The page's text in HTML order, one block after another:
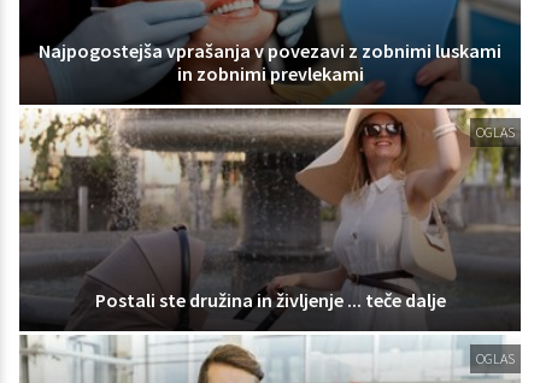
Najpogostejša vprašanja v povezavi z zobnimi luskami
in zobnimi prevlekami
OGLAS
Postali ste družina in življenje ... teče dalje
OGLAS